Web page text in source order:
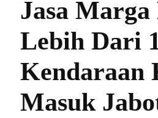
Jasa Marga
Lebih Dari
Kendaraan
Masuk